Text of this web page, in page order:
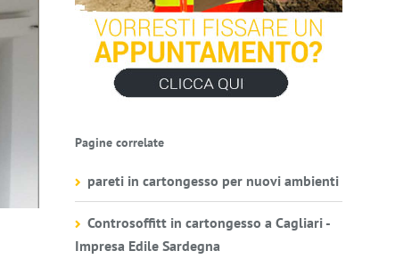
Pagine correlate
pareti in cartongesso per nuovi ambienti
Controsoffitt in cartongesso a Cagliari -
Impresa Edile Sardegna